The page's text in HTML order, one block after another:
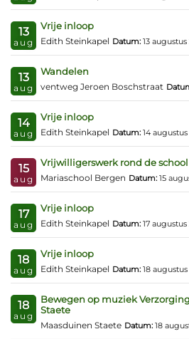
13
aug
Vrije inloop
Edith Steinkapel Datum: 13 augustus
13
aug
Wandelen
ventweg Jeroen Boschstraat
14
aug
Vrije inloop
Edith Steinkapel Datum: 14 augustus
15
aug
Vrijwilligerswerk rond de
Mariaschool Bergen Datum: 15
17
aug
Vrije inloop
Edith Steinkapel Datum: 17 augustus
18
aug
Vrije inloop
Edith Steinkapel Datum: 18 augustus
18
aug
Bewegen op muziek
Staete
Maasduinen Staete Datum: 18